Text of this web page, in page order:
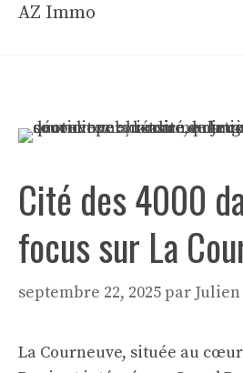
AllerAZ Immo
Cité des 4000
focus sur La
septembre 22, 2025par
La Courneuve, située au